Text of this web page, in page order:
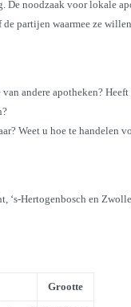
noodzaak voor lokale
partijen waarmee ze
andere apotheken?
Weet u hoe te handelen
Hertogenbosch en
Grootte